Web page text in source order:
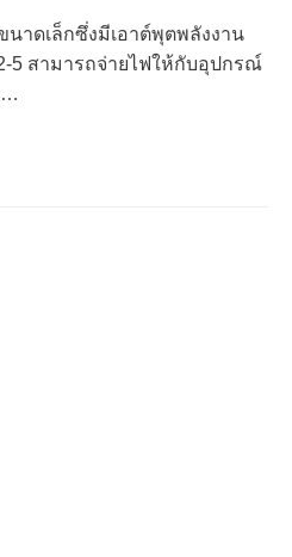
นาดเล็กซึ่งมีเอาต์พุตพลังงาน
5 สามารถจ่ายไฟให้กับอุปกรณ์
…